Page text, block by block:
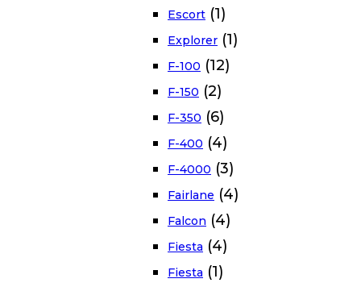
Escort (1)
Explorer (1)
F-100 (12)
F-150 (2)
F-350 (6)
F-400 (4)
F-4000 (3)
Fairlane (4)
Falcon (4)
Fiesta (4)
Fiesta (1)